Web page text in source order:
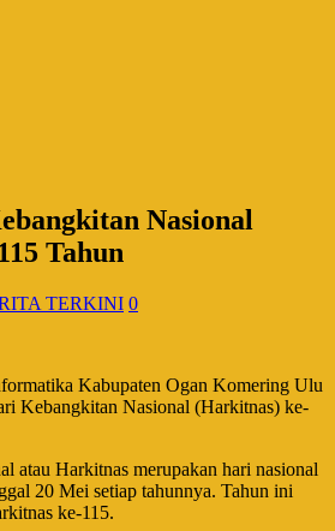
Nasional
Tahun
TERKINI 0
Kabupaten Ogan Komering Ulu
Kebangkitan Nasional (Harkitnas) ke-
atau Harkitnas merupakan hari nasional
20 Mei setiap tahunnya. Tahun ini
ke-115.